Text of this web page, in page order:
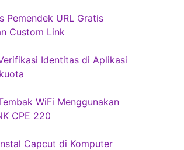
Pemendek URL Gratis
Custom Link
Identitas di Aplikasi
WiFi Menggunakan
CPE 220
Capcut di Komputer